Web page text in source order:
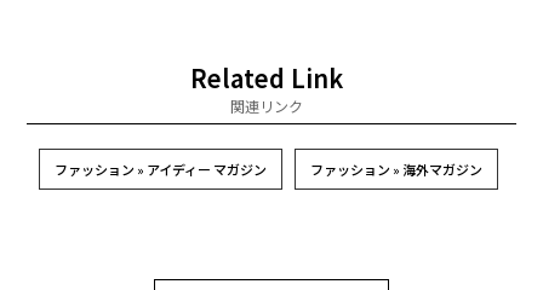
Related Link
関連リンク
ファッション » アイディー マガジン ファッション » 海外マガジン